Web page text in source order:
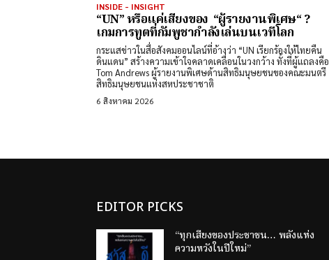
INSIDE - INSIGHT
“UN” หรือแค่เสียงของ “ผู้รายงานพิเศษ“ ?
เกมการทูตที่กัมพูชากำลังเล่นบนเวทีโลก
กระแสข่าวในสื่อสังคมออนไลน์ที่อ้างว่า “UN เรียกร้องให้ไทยคืน
ดินแดน” สร้างความเข้าใจคลาดเคลื่อนในวงกว้าง ทั้งที่ผู้แถลงคือ
Tom Andrews ผู้รายงานพิเศษด้านสิทธิมนุษยชนของคณะมนตรี
สิทธิมนุษยชนแห่งสหประชาชาติ
6 สิงหาคม 2026
EDITOR PICKS
“ทุกเสียงของประชาชน… พลังแห่ง
ความหวังในปีใหม่”